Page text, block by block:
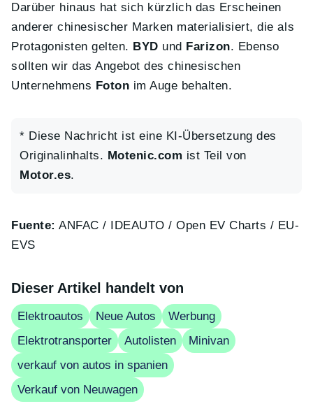
Darüber hinaus hat sich kürzlich das Erscheinen
anderer chinesischer Marken materialisiert, die als
Protagonisten gelten. BYD und Farizon. Ebenso
sollten wir das Angebot des chinesischen
Unternehmens Foton im Auge behalten.
* Diese Nachricht ist eine KI-Übersetzung des
Originalinhalts. Motenic.com ist Teil von
Motor.es.
Fuente: ANFAC / IDEAUTO / Open EV Charts / EU-
EVS
Dieser Artikel handelt von
Elektroautos Neue Autos
Werbung
Elektrotransporter
Autolisten
Minivan
verkauf von autos in spanien
Verkauf von Neuwagen